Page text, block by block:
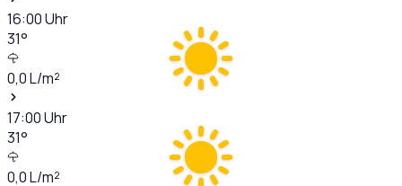
16:00Uhr
31°
0,0L/m²
17:00Uhr
31°
0,0L/m²